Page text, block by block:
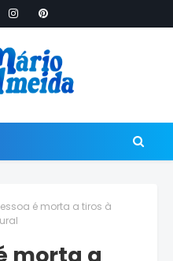
é morta a tiros à
morta a